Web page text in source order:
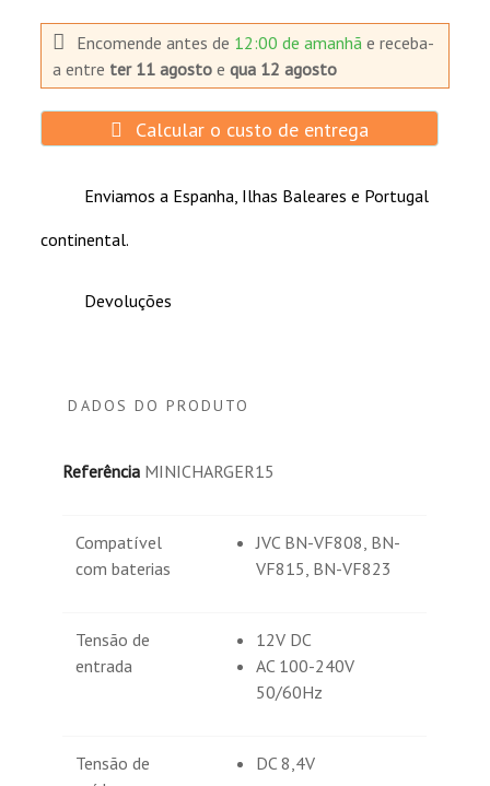
Encomende antes de 12:00 de amanhãe receba-
aentre ter 11 agosto equa 12 agosto
Calcular o custo de entrega
Enviamos a Espanha, Ilhas Baleares e Portugal
continental.
Devoluções
DADOS DO PRODUTO
Referência MINICHARGER15
Compatível
com baterias
JVC BN-VF808, BN-
VF815, BN-VF823
Tensão de
entrada
12V DC
AC 100-240V
50/60Hz
Tensão de
DC 8,4V